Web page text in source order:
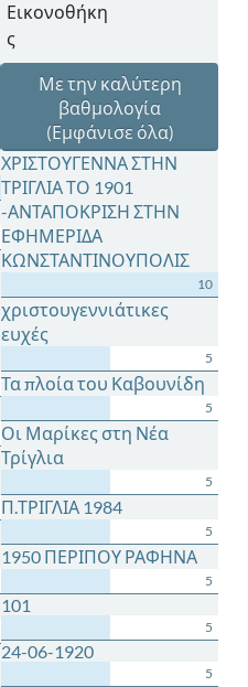
Εικονοθήκη
ς
Με την καλύτερη
βαθμολογία
(Εμφάνισε όλα)
ΧΡΙΣΤΟΥΓΕΝΝΑ ΣΤΗΝ
ΤΡΙΓΛΙΑ ΤΟ 1901
-ΑΝΤΑΠΟΚΡΙΣΗ ΣΤΗΝ
ΕΦΗΜΕΡΙΔΑ
ΚΩΝΣΤΑΝΤΙΝΟΥΠΟΛΙΣ
10
χριστουγεννιάτικες
ευχές
5
Τα πλοία του Καβουνίδη
5
Οι Μαρίκες στη Νέα
Τρίγλια
5
Π.ΤΡΙΓΛΙΑ 1984
5
1950 ΠΕΡΙΠΟΥ ΡΑΦΗΝΑ
5
101
5
24-06-1920
5